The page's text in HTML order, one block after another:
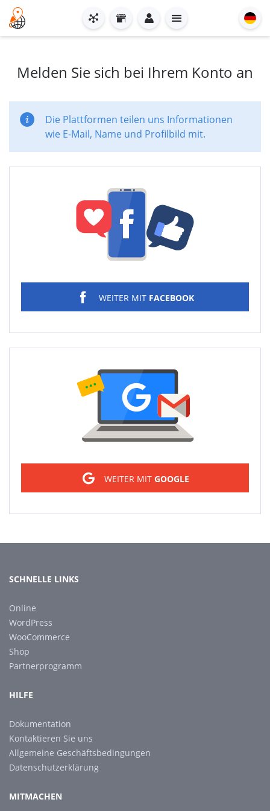
Melden Sie sich bei Ihrem Konto an
Die Plattformen teilen uns Informationen
wie E-Mail, Name und Profilbild mit.
WEITER MIT FACEBOOK
WEITER MIT GOOGLE
SCHNELLE LINKS
Online
WordPress
WooCommerce
Shop
Partnerprogramm
HILFE
Dokumentation
Kontaktieren Sie uns
Allgemeine Geschäftsbedingungen
Datenschutzerklärung
MITMACHEN